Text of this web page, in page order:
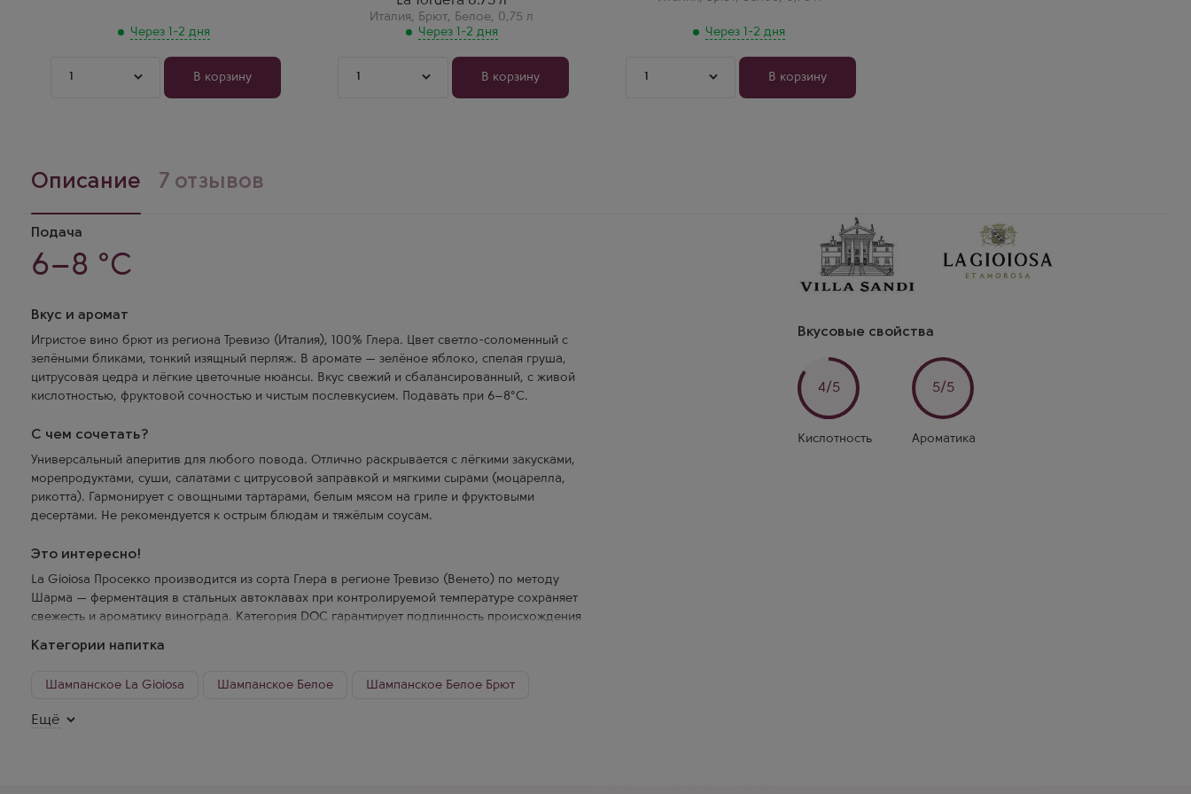
Через 1-2 дня
1 В корзину
Италия, Брют, Белое, 0,75 л
Через 1-2 дня
премиальное Просекко из
Вальдоббьядене. Очень тонкий
и сложный аромат.
1 В корзину
Через 1-2 дня
классическим вкусом. Оно
груши. Пьется приятно, нравится
всем. Беру постоянно для
1
В корзину
Описание 7 отзывов
Подача
6–8 °C
Вкус и аромат
Игристое вино брют из региона Тревизо (Италия), 100% Глера. Цвет светло-соломенный с
зелёными бликами, тонкий изящный перляж. В аромате — зелёное яблоко, спелая груша,
цитрусовая цедра и лёгкие цветочные нюансы. Вкус свежий и сбалансированный, с живой
кислотностью, фруктовой сочностью и чистым послевкусием. Подавать при 6–8°C.
С чем сочетать?
Универсальный аперитив для любого повода. Отлично раскрывается с лёгкими закусками,
морепродуктами, суши, салатами с цитрусовой заправкой и мягкими сырами (моцарелла,
рикотта). Гармонирует с овощными тартарами, белым мясом на гриле и фруктовыми
десертами. Не рекомендуется к острым блюдам и тяжёлым соусам.
Это интересно!
La Gioiosa Просекко производится из сорта Глера в регионе Тревизо (Венето) по методу
Шарма — ферментация в стальных автоклавах при контролируемой температуре сохраняет
свежесть и ароматику винограда. Категория DOC гарантирует подлинность происхождения
это доступное Просекко с характером итальянского праздника, созданное для лёгких
Категории напитка
Шампанское La Gioiosa Шампанское Белое Шампанское Белое Брют
Шампанское Брют
Ещё
Вкусовые свойства
4/5
Кислотность
5/5
Ароматика